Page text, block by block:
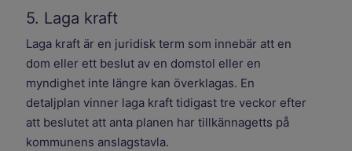
5. Laga kraft
Laga kraft är en juridisk term som innebär att en
dom eller ett beslut av en domstol eller en
myndighet inte längre kan överklagas. En
detaljplan vinner laga kraft tidigast tre veckor efter
att beslutet att anta planen har tillkännagetts på
kommunens anslagstavla.